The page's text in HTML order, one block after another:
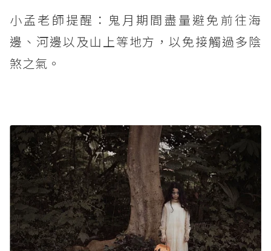
小孟老師提醒：鬼月期間盡量避免前往海
邊、河邊以及山上等地方，以免接觸過多陰
煞之氣。